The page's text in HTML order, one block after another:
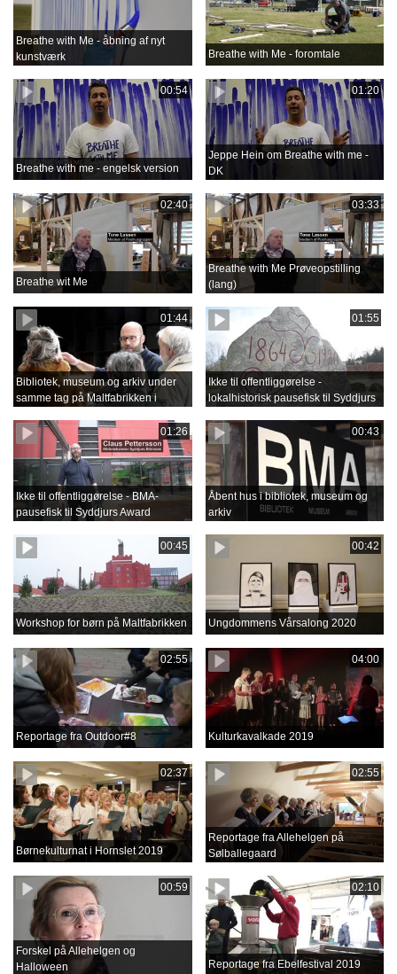
Breathe with Me - åbning af nyt
kunstværk
Breathe with Me - foromtale
00:54
Breathe with me - engelsk version
01:20
Jeppe Hein om Breathe with me -
DK
02:40
Breathe wit Me
03:33
Breathe with Me Prøveopstilling
(lang)
01:44
Bibliotek, museum og arkiv under
samme tag på Maltfabrikken i
01:55
Ikke til offentliggørelse -
lokalhistorisk pausefisk til Syddjurs
01:26
Ikke til offentliggørelse - BMA-
pausefisk til Syddjurs Award
00:43
Åbent hus i bibliotek, museum og
arkiv
00:45
Workshop for børn på Maltfabrikken
00:42
Ungdommens Vårsalong 2020
02:55
Reportage fra Outdoor#8
04:00
Kulturkavalkade 2019
02:37
Børnekulturnat i Hornslet 2019
02:55
Reportage fra Allehelgen på
Sølballegaard
00:59
Forskel på Allehelgen og
Halloween
02:10
Reportage fra Ebelfestival 2019